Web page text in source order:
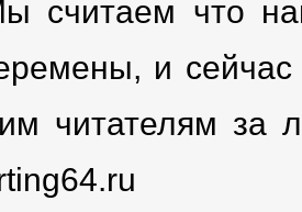
считаем что
и
читателям за